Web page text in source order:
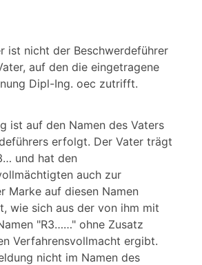
ist nicht der Beschwerdeführer
auf den die eingetragene
Dipl-Ing. oec zutrifft.
ist auf den Namen des Vaters
erfolgt. Der Vater trägt
und hat den
auch zur
Marke auf diesen Namen
wie sich aus der von ihm mit
"R3……" ohne Zusatz
Verfahrensvollmacht ergibt.
nicht im Namen des